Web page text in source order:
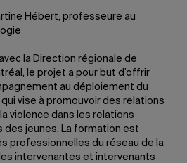
Hébert, professeure au
la Direction régionale de
le projet a pour but d’offrir
au déploiement du
vise à promouvoir des relations
violence dans les relations
jeunes. La formation est
professionnelles du réseau de la
intervenantes et intervenants